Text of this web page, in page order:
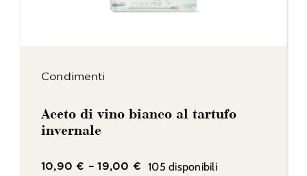
Condimenti
Aceto di vino bianco al tartufo
invernale
10,90€ –19,00 € 105 disponibili